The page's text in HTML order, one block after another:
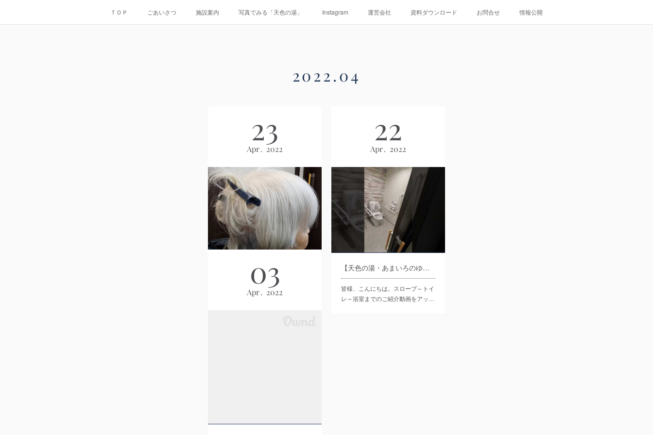
ＴＯＰ ごあいさつ 施設案内 写真でみる「天色の湯」 Instagram 運営会社 資料ダウンロード お問合せ 情報公開
2022.04
23
Apr 2022
22
Apr 2022
【天色の湯・あまいろのゆ】30秒で分かる 天色の湯 スロープ～トイレ～浴室編
皆様、こんにちは。スロープ～トイ
レ～浴室までのご紹介動画をアッ…
03
Apr 2022